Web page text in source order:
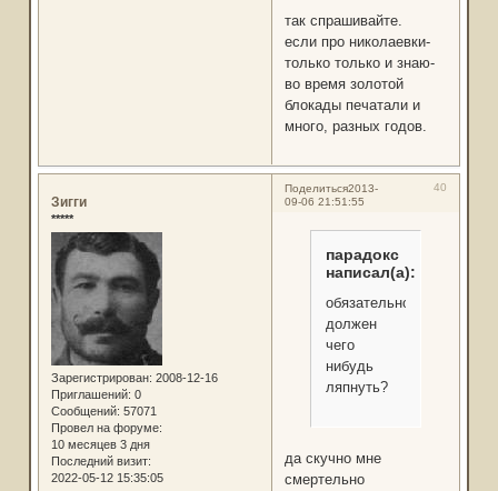
так спрашивайте.
если про николаевки-
только только и знаю-
во время золотой
блокады печатали и
много, разных годов.
Поделиться 40
2013-
09-06 21:51:55
Зигги
*****
Зарегистрирован: 2008-12-16
Приглашений: 0
Сообщений: 57071
Провел на форуме:
10 месяцев 3 дня
Последний визит:
2022-05-12 15:35:05
парадокс
написал(а):
обязательно
должен
чего
нибудь
ляпнуть?
да скучно мне
смертельно